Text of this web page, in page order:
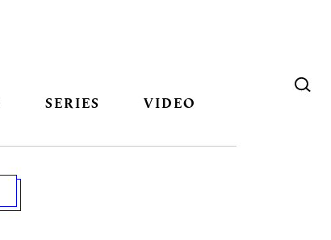
SERIES VIDEO